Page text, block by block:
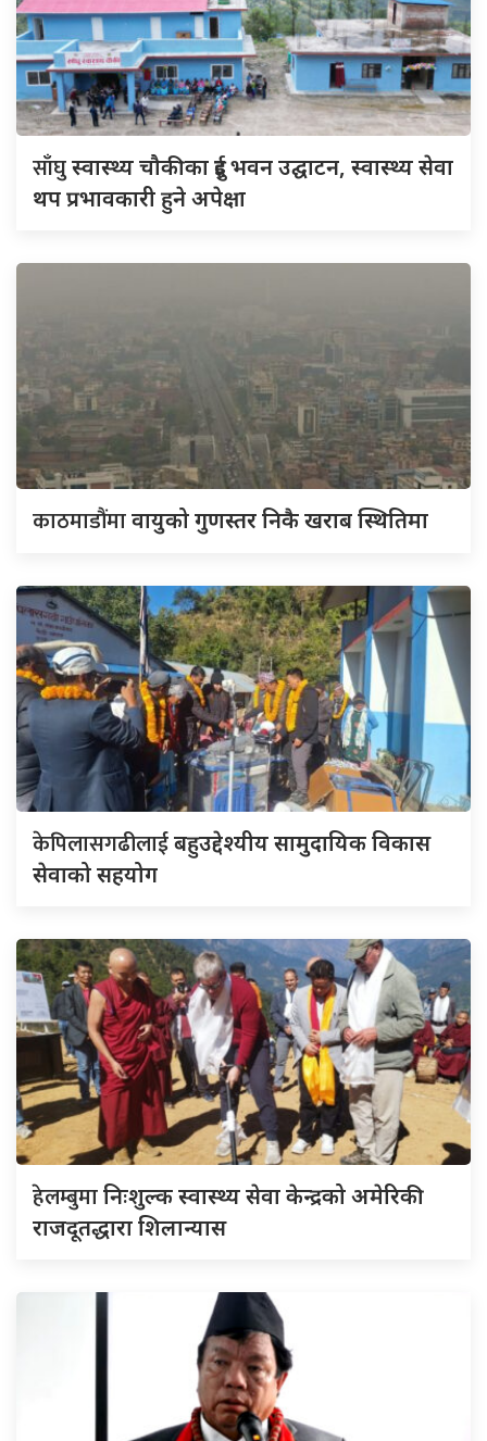
साँघुस्वास्थ्य चौकीका दुई भवन उद्घाटन, स्वास्थ्य सेवा
थप प्रभावकारी हुने अपेक्षा
काठमाडौंमावायुको गुणस्तर निकै खराब स्थितिमा
केपिलासगढीलाईबहुउद्देश्यीय सामुदायिक विकास
सेवाको सहयोग
हेलम्बुमानिःशुल्क स्वास्थ्य सेवा केन्द्रको अमेरिकी
राजदूतद्धारा शिलान्यास